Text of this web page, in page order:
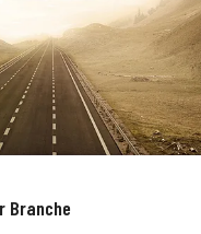
Branche